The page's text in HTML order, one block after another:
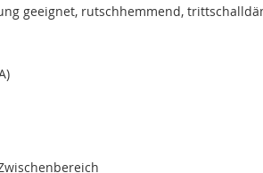
geeignet, rutschhemmend,